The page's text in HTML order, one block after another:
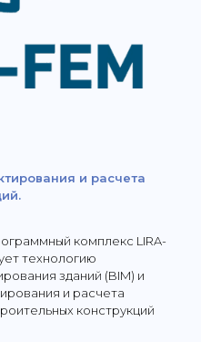
и расчета
комплекс LIRA-
технологию
зданий (BIM) и
и расчета
конструкций